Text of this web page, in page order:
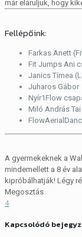
már eláruljuk, hogy
Fellépőink:
Farkas Anett
Fit Jumps Ani
Janics Tímea
Juharos Gábor
Nyír1Flow
Miló András
A gyermekeknek a
mindemellett a 8 év
kipróbálhatják! Légy
Megosztás
4
Kapcsolódó